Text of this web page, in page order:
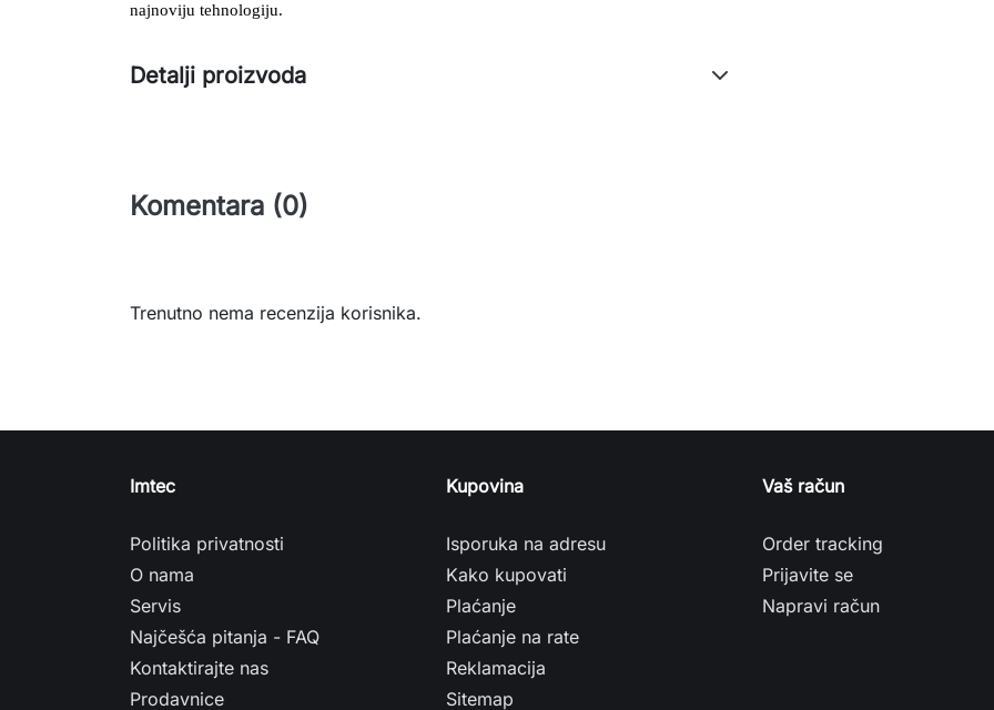
najnoviju tehnologiju.
Detalji proizvoda
Komentara (0)
Trenutno nema recenzija korisnika.
Imtec
Politika privatnosti
O nama
Servis
Najčešća pitanja - FAQ
Kontaktirajte nas
Prodavnice
Kupovina
Isporuka na adresu
Kako kupovati
Plaćanje
Plaćanje na rate
Reklamacija
Sitemap
Vaš račun
Order tracking
Prijavite se
Napravi račun